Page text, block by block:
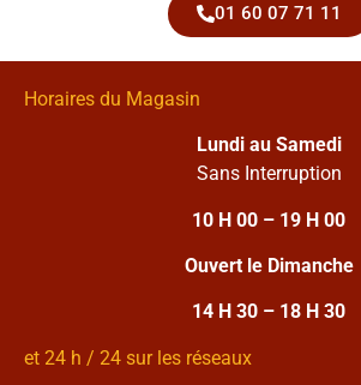
01 60 07 71 11
Horaires du Magasin
Lundi au Samedi
Sans Interruption
10 H 00 – 19 H 00
Ouvert le Dimanche
14 H 30 – 18 H 30
et 24 h / 24 sur les réseaux